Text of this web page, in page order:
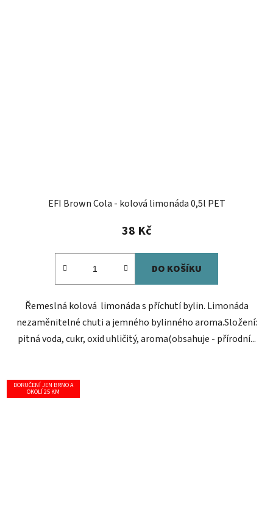
EFI Brown Cola - kolová limonáda 0,5l PET
38 Kč
DO KOŠÍKU
Řemeslná kolová limonáda s příchutí bylin. Limonáda
nezaměnitelné chuti a jemného bylinného aroma.Složení:
pitná voda, cukr, oxid uhličitý, aroma(obsahuje - přírodní...
DORUČENÍ JEN BRNO A
OKOLÍ 25 KM